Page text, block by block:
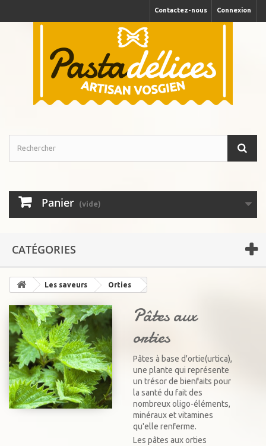
Connexion
Contactez-nous
Panier (vide)
CATÉGORIES
Les saveurs Orties
Pâtes aux
orties
Pâtes à base d'ortie(urtica),
une plante qui représente
un trésor de bienfaits pour
la santé du fait des
nombreux oligo-éléments,
minéraux et vitamines
qu'elle renferme.
Les pâtes aux orties